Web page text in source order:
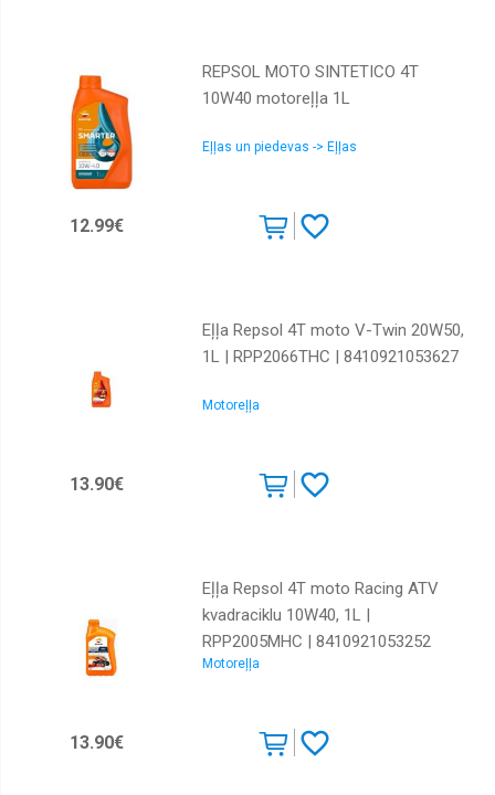
REPSOL MOTO SINTETICO 4T
10W40 motoreļļa 1L
Eļļas un piedevas -> Eļļas
12.99€
Eļļa Repsol 4T moto V-Twin 20W50,
1L | RPP2066THC | 8410921053627
Motoreļļa
13.90€
Eļļa Repsol 4T moto Racing ATV
kvadraciklu 10W40, 1L |
RPP2005MHC | 8410921053252
Motoreļļa
13.90€